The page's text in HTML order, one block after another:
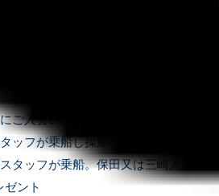
た方への特典をご紹介
ご入会いただき、船をレンタルした際
ッフが乗船し操船の基本をレクチャー)
タッフが乗船。保田又は三崎入港方法
ゼント